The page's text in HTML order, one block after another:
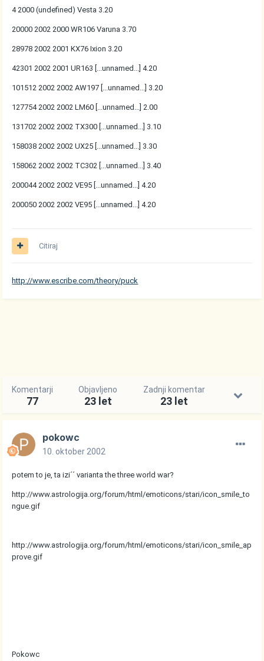
4 2000 (undefined) Vesta 3.20
20000 2002 2000 WR106 Varuna 3.70
28978 2002 2001 KX76 Ixion 3.20
42301 2002 2001 UR163 [...unnamed...] 4.20
101512 2002 2002 AW197 [...unnamed...] 3.20
127754 2002 2002 LM60 [...unnamed...] 2.00
131702 2002 2002 TX300 [...unnamed...] 3.10
158038 2002 2002 UX25 [...unnamed...] 3.30
158062 2002 2002 TC302 [...unnamed...] 3.40
200044 2002 2002 VE95 [...unnamed...] 4.20
200050 2002 2002 VE95 [...unnamed...] 4.20
Citiraj
http://www.escribe.com/theory/puck
Komentarji
77
Objavljeno
23 let
Zadnji komentar
23 let
pokowc
10. oktober 2002
potem to je, ta izi´´ varianta the three world war?
http://www.astrologija.org/forum/html/emoticons/stari/icon_smile_to
ngue.gif
http://www.astrologija.org/forum/html/emoticons/stari/icon_smile_ap
prove.gif
Pokowc